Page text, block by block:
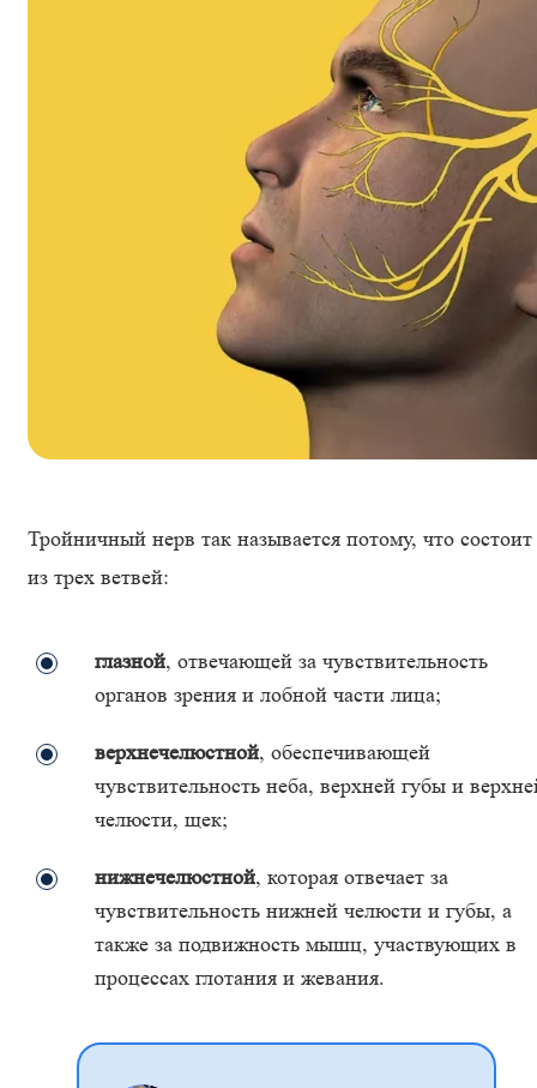
Тройничный нерв так называется потому, что состоит
из трех ветвей:
глазной, отвечающей за чувствительность
органов зрения и лобной части лица;
верхнечелюстной, обеспечивающей
чувствительность неба, верхней губы и
челюсти, щек;
нижнечелюстной, которая отвечает за
чувствительность нижней челюсти и губы, а
также за подвижность мышц, участвующих в
процессах глотания и жевания.